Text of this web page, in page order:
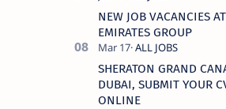
NEW JOB VACANCIES AT
EMIRATES GROUP
SHERATON GRAND
DUBAI, SUBMIT YOUR
ONLINE